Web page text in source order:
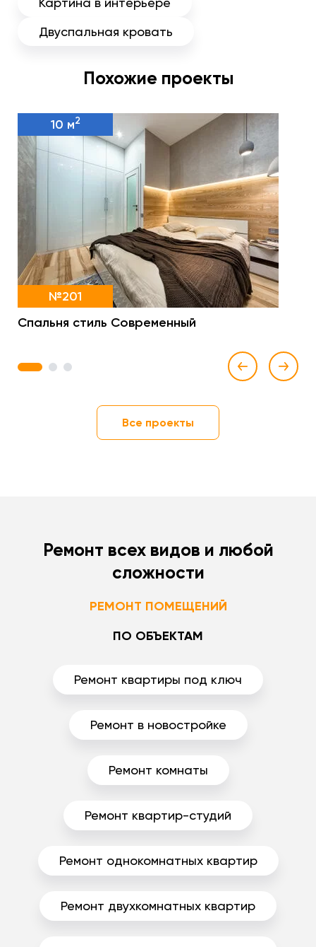
Двуспальная кровать
Похожие проекты
10 м2
№201
Спальня стиль Современный
1 2 3
Все проекты
Ремонт всех видов и любой
сложности
РЕМОНТ ПОМЕЩЕНИЙ
ПО ОБЪЕКТАМ
Ремонт квартиры под ключ
Ремонт в новостройке
Ремонт комнаты
Ремонт квартир-студий
Ремонт однокомнатных квартир
Ремонт двухкомнатных квартир